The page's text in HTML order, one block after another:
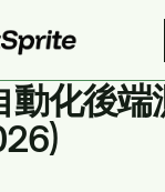
動化後端